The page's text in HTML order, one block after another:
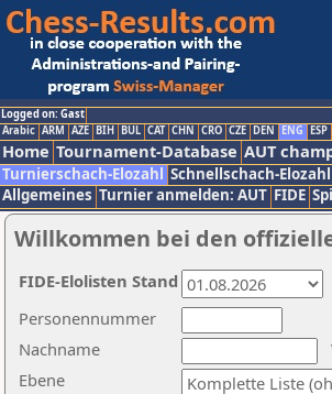
Logged on: Gast
Arabic ARM AZE BIH BUL CAT CHN CRO CZE DEN ENG ESP
Home Tournament-Database AUT
Turnierschach-Elozahl Schnellschach-Elozahl
Allgemeines Turnier anmelden: AUT FIDE
Willkommen bei den
Nachname
Ebene
Personennummer
FIDE-Elolisten Stand